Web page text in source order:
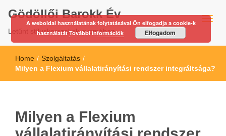
Gödöllői Barokk Év
Letűnt stíluskorszakok nyomában…
Home / Szolgáltatás /
Milyen a Flexium vállalatirányítási rendszer integráltsága?
Milyen a Flexium
A weboldal használatának folytatásával Ön elfogadja a cookie-k
használatátTovábbi információk Elfogadom